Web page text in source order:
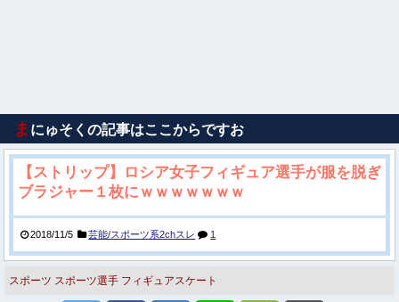
ま にゅそくの記事はここからですお
【ストリップ】ロシア女子フィギュア選手が服を脱ぎ
ブラジャー１枚にｗｗｗｗｗｗｗ
2018/11/5 芸能/スポーツ系2chスレ 1
スポーツ スポーツ選手 フィギュアスケート